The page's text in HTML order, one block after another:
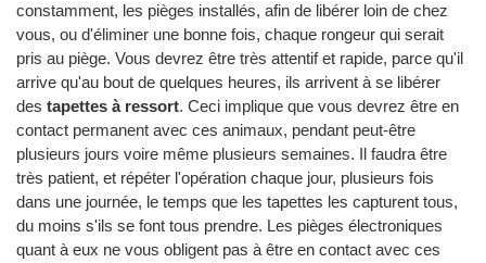
constamment, les pièges installés, afin de libérer loin de chez
vous, ou d'éliminer une bonne fois, chaque rongeur qui serait
pris au piège. Vous devrez être très attentif et rapide, parce qu'il
arrive qu'au bout de quelques heures, ils arrivent à se libérer
des tapettes à ressort. Ceci implique que vous devrez être en
contact permanent avec ces animaux, pendant peut-être
plusieurs jours voire même plusieurs semaines. Il faudra être
très patient, et répéter l'opération chaque jour, plusieurs fois
dans une journée, le temps que les tapettes les capturent tous,
du moins s'ils se font tous prendre. Les pièges électroniques
quant à eux ne vous obligent pas à être en contact avec ces